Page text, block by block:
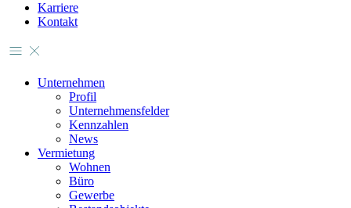
Karriere
Kontakt
Unternehmen
Profil
Unternehmensfelder
Kennzahlen
News
Vermietung
Wohnen
Büro
Gewerbe